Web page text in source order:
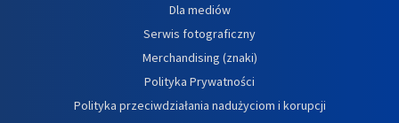
Dla mediów
Serwis fotograficzny
Merchandising (znaki)
Polityka Prywatności
Polityka przeciwdziałania nadużyciom i korupcji